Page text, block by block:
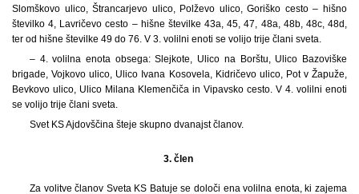
Slomškovo ulico, Štrancarjevo ulico, Polževo ulico, Goriško cesto – hišno
številko 4, Lavričevo cesto – hišne številke 43a, 45, 47, 48a, 48b, 48c, 48d,
ter od hišne številke 49 do 76. V 3. volilni enoti se volijo trije člani sveta.
– 4. volilna enota obsega: Slejkote, Ulico na Borštu, Ulico Bazoviške
brigade, Vojkovo ulico, Ulico Ivana Kosovela, Kidričevo ulico, Pot v Žapuže,
Bevkovo ulico, Ulico Milana Klemenčiča in Vipavsko cesto. V 4. volilni enoti
se volijo trije člani sveta.
Svet KS Ajdovščina šteje skupno dvanajst članov.
3. člen
Za volitve članov Sveta KS Batuje se določi ena volilna enota, ki zajema